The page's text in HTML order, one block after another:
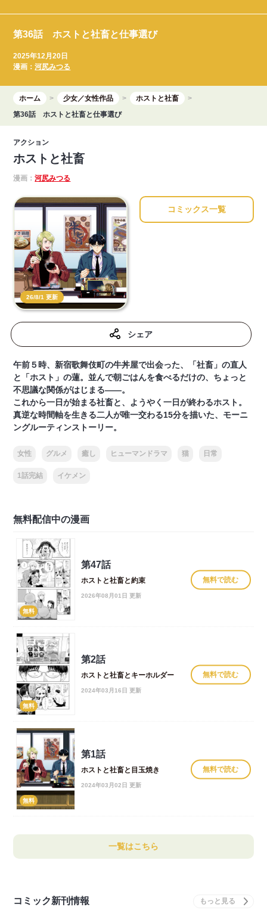
第36話 ホストと社畜と仕事選び
2025年12月20日
漫画：河尻みつる
ホーム 少女／女性作品
ホストと社畜
第36話 ホストと社畜と仕事選び
アクション
ホストと社畜
漫画：河尻みつる
26/8/1 更新
コミックス一覧
シェア
午前５時、新宿歌舞伎町の牛丼屋で出会った、「社畜」の直人
と「ホスト」の蓮。並んで朝ごはんを食べるだけの、ちょっと
不思議な関係がはじまる――。
これから一日が始まる社畜と、ようやく一日が終わるホスト。
真逆な時間軸を生きる二人が唯一交わる15分を描いた、モーニ
ングルーティンストーリー。
女性 グルメ 癒し ヒューマンドラマ 猫 日常
1話完結 イケメン
無料配信中の漫画
無料
第47話
ホストと社畜と約束
2026年08月01日 更新
無料で読む
無料
第2話
ホストと社畜とキーホルダー
2024年03月16日 更新
無料で読む
無料
第1話
ホストと社畜と目玉焼き
2024年03月02日 更新
無料で読む
一覧はこちら
コミック新刊情報